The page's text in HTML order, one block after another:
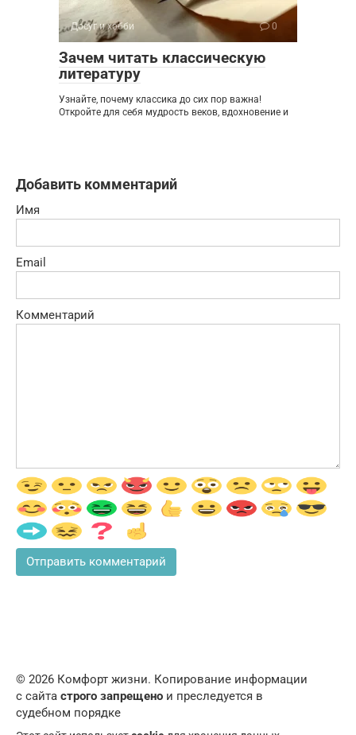
Досуг и хобби 0
Зачем читать классическую
литературу
Узнайте, почему классика до сих пор важна!
Откройте для себя мудрость веков, вдохновение и
Добавить комментарий
Имя
Email
Комментарий
© 2026 Комфорт жизни. Копирование информации
с сайта строго запрещено и преследуется в
судебном порядке